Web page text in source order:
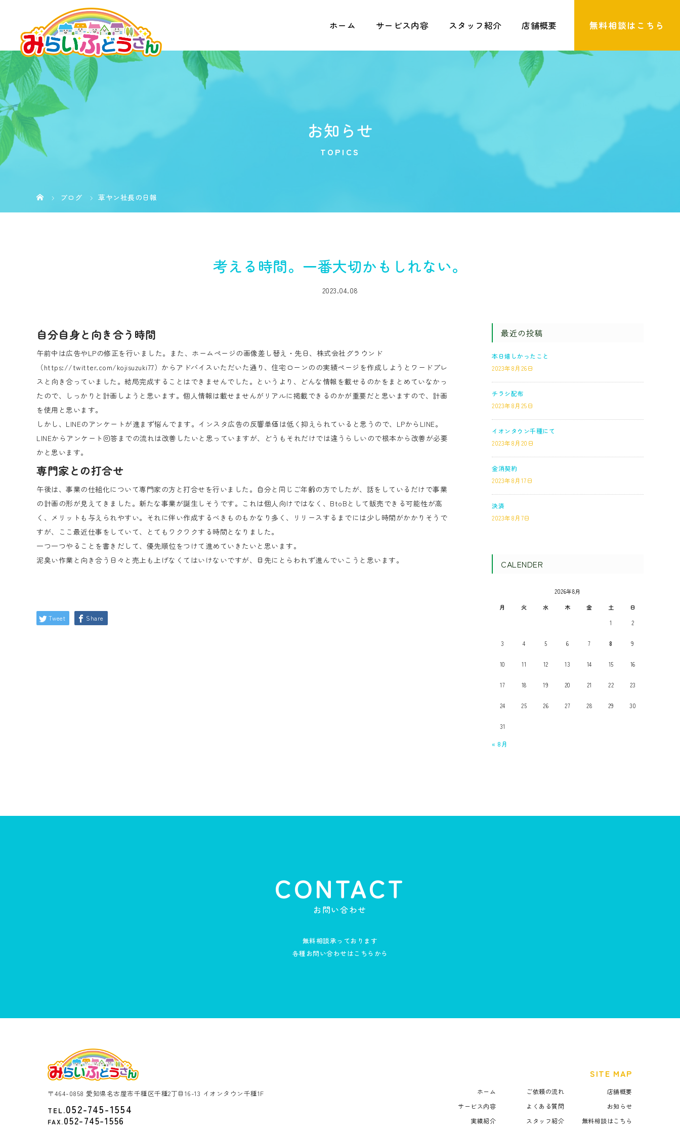
ホーム サービス内容 スタッフ紹介 店舗概要 無料相談はこちら
お知らせ
TOPICS
ブログ 草ヤン社長の日報
考える時間。一番大切かもしれない。
2023.04.08
自分自身と向き合う時間
午前中は広告やLPの修正を行いました。また、ホームページの画像差し替え・先日、株式会社グラウンド
（https://twitter.com/kojisuzuki77）からアドバイスいただいた通り、住宅ローンのの実績ページを作成しようとワードプレ
スと向き合っていました。結局完成することはできませんでした。というより、どんな情報を載せるのかをまとめていなかっ
たので、しっかりと計画しようと思います。個人情報は載せませんがリアルに掲載できるのかが重要だと思いますので、計画
を使用と思います。
しかし、LINEのアンケートが進まず悩んでます。インスタ広告の反響単価は低く抑えられていると思うので、LPからLINE。
LINEからアンケート回答までの流れは改善したいと思っていますが、どうもそれだけでは違うらしいので根本から改善が必要
かと思います。
専門家との打合せ
午後は、事業の仕組化について専門家の方と打合せを行いました。自分と同じご年齢の方でしたが、話をしているだけで事業
の計画の形が見えてきました。新たな事業が誕生しそうです。これは個人向けではなく、BtoBとして販売できる可能性が高
く、メリットも与えられやすい。それに伴い作成するべきものもかなり多く、リリースするまでには少し時間がかかりそうで
すが、ここ最近仕事をしていて、とてもワクワクする時間となりました。
一つ一つやることを書きだして、優先順位をつけて進めていきたいと思います。
泥臭い作業と向き合う日々と売上も上げなくてはいけないですが、目先にとらわれず進んでいこうと思います。
Tweet Share
最近の投稿
本日嬉しかったこと
2023年8月26日
チラシ配布
2023年8月25日
イオンタウン千種にて
2023年8月20日
金消契約
2023年8月17日
決済
2023年8月7日
CALENDER
2026年8月
月
火 水 木 金 土
日
1
2
3 4 5 6 7 8 9
10 11 12 13 14 15 16
17 18 19 20 21 22 23
24 25 26 27 28 29 30
31
« 8月
CONTACT
お問い合わせ
無料相談承っております
各種お問い合わせはこちらから
〒464-0858 愛知県名古屋市千種区千種2丁目16-13 イオンタウン千種1F
TEL.052-745-1554
FAX.052-745-1556
SITE MAP
ホーム
サービス内容
実績紹介
ご依頼の流れ
よくある質問
スタッフ紹介
店舗概要
お知らせ
無料相談はこちら